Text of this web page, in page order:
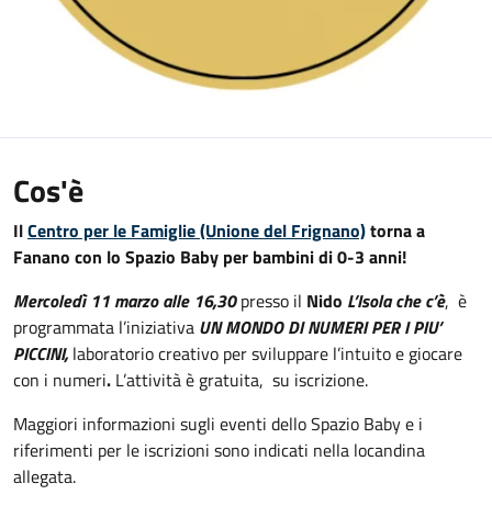
Cos'è
IlCentro per le Famiglie (Unione del Frignano)torna a
Fanano con lo Spazio Baby per bambini di 0-3 anni!
Mercoledì 11 marzo alle 16,30presso il Nido L’Isola che c’è, è
programmata l’iniziativa UN MONDO DI NUMERI PER I PIU’
PICCINI,laboratorio creativo per sviluppare l’intuito e giocare
con i numeri. L’attività è gratuita, su iscrizione.
Maggiori informazioni sugli eventi dello Spazio Baby e i
riferimenti per le iscrizioni sono indicati nella locandina
allegata.